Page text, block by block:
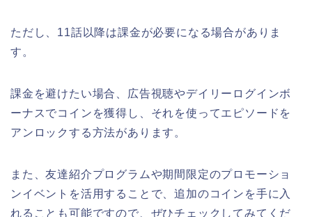
ただし、11話以降は課金が必要になる場合がありま
す。
課金を避けたい場合、広告視聴やデイリーログインボ
ーナスでコインを獲得し、それを使ってエピソードを
アンロックする方法があります。
また、友達紹介プログラムや期間限定のプロモーショ
ンイベントを活用することで、追加のコインを手に入
れることも可能ですので、ぜひチェックしてみてくだ